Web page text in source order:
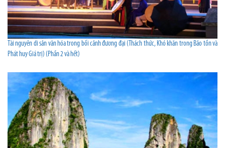
Tài nguyên di sản văn hóa trong bối cảnh đương đại (Thách thức, Khó khăn trong Bảo tồn và
Phát huy Giá trị) (Phần 2 và hết)